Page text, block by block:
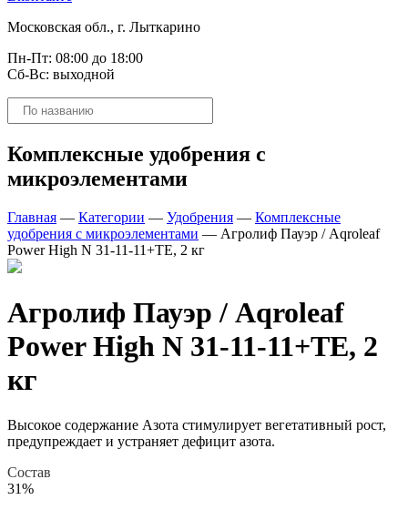
Московская обл., г. Лыткарино
Пн-Пт: 08:00 до 18:00
Сб-Вс: выходной
Поиск
товаров
Комплексные удобрения с
микроэлементами
Главная — Категории — Удобрения — Комплексные
удобрения с микроэлементами — Агролиф Пауэр / Aqroleaf
Power High N 31-11-11+TE, 2 кг
Агролиф Пауэр / Aqroleaf
Power High N 31-11-11+TE, 2
кг
Высокое содержание Азота стимулирует вегетативный рост,
предупреждает и устраняет дефицит азота.
Состав
31%